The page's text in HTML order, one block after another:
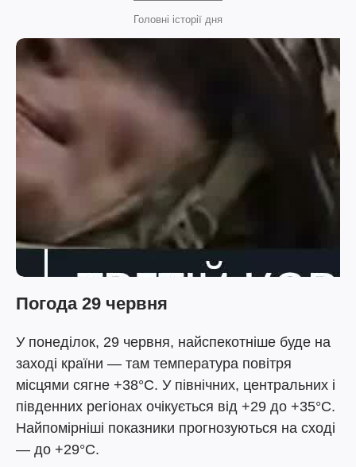
Головні історії дня
Погода 29 червня
У понеділок, 29 червня, найспекотніше буде на
заході країни — там температура повітря
місцями сягне +38°C. У північних, центральних і
південних регіонах очікується від +29 до +35°C.
Найпомірніші показники прогнозуються на сході
— до +29°C.